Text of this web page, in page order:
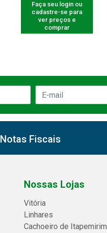
Faça seu login ou
cadastre-se para
ver preços e
comprar
Notas Fiscais
Nossas Lojas
Vitória
Linhares
Cachoeiro de Itapemirim